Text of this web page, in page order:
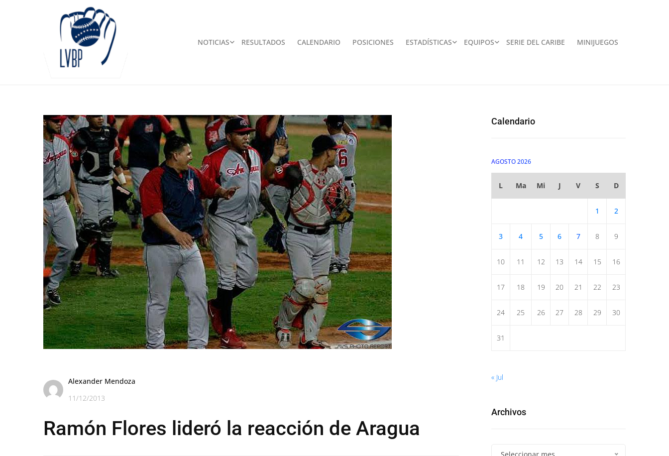
NOTICIAS RESULTADOS CALENDARIO POSICIONES ESTADÍSTICAS EQUIPOS SERIE DEL CARIBE MINIJUEGOS
Alexander Mendoza
11/12/2013
Ramón Flores lideró la reacción de Aragua
Calendario
AGOSTO 2026
L Ma Mi J V S D
1 2
3 4 5 6 7 8 9
10 11 12 13 14 15 16
17 18 19 20 21 22 23
24 25 26 27 28 29 30
31
« Jul
Archivos